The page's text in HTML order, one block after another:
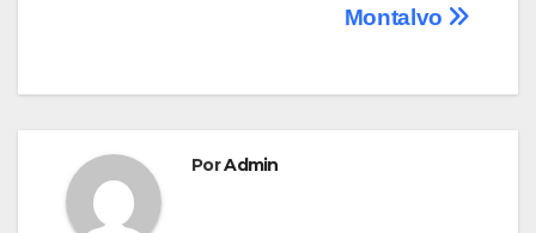
Montalvo
PorAdmin